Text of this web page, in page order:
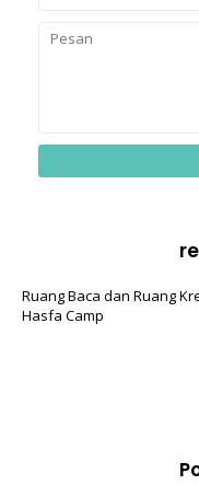
Ruang Baca dan Ruang
Hasfa Camp